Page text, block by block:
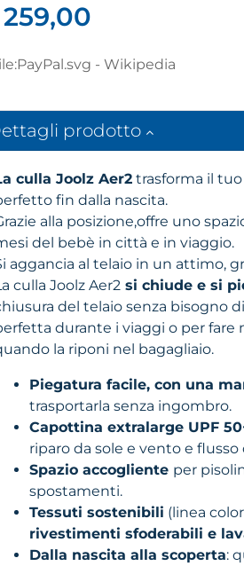
prodotto
culla Joolz Aer2 trasforma il
fin dalla nascita.
alla posizione,offre uno
del bebè in città e in viaggio.
aggancia al telaio in un attimo,
culla Joolz Aer2 si chiude e si
del telaio senza bisogno
durante i viaggi o per
la riponi nel bagagliaio.
Piegatura facile, con una
trasportarla senza ingombro.
Capottina extralarge UPF
riparo da sole e vento e flusso
Spazio accogliente per
spostamenti.
Tessuti sostenibili (linea
rivestimenti sfoderabili e
Dalla nascita alla scoperta: